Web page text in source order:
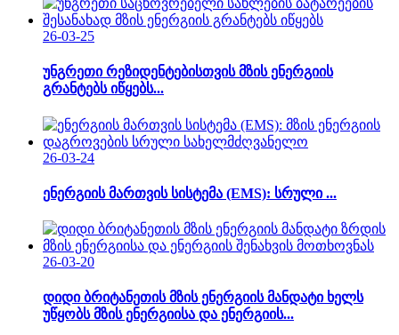
26-03-25
უნგრეთი რეზიდენტებისთვის მზის ენერგიის
გრანტებს იწყებს...
26-03-24
ენერგიის მართვის სისტემა (EMS): სრული ...
26-03-20
დიდი ბრიტანეთის მზის ენერგიის მანდატი ხელს
უწყობს მზის ენერგიისა და ენერგიის...